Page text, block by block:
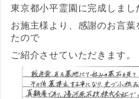
東京都小平霊園に完成しまし
お施主様より、感謝のお言葉
たので
ご紹介させていただきます。